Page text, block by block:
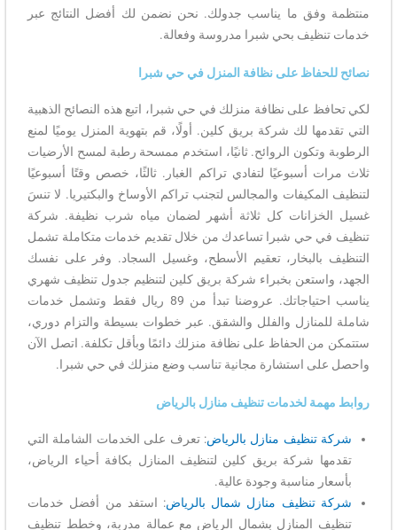
منتظمة وفق ما يناسب جدولك. نحن نضمن لك أفضل النتائج عبر
خدمات تنظيف بحي شبرا مدروسة وفعالة.
نصائح للحفاظ على نظافة المنزل في حي شبرا
لكي تحافظ على نظافة منزلك في حي شبرا، اتبع هذه النصائح الذهبية
التي تقدمها لك شركة بريق كلين. أولًا، قم بتهوية المنزل يوميًا لمنع
الرطوبة وتكون الروائح. ثانيًا، استخدم ممسحة رطبة لمسح الأرضيات
ثلاث مرات أسبوعيًا لتفادي تراكم الغبار. ثالثًا، خصص وقتًا أسبوعيًا
لتنظيف المكيفات والمجالس لتجنب تراكم الأوساخ والبكتيريا. لا تنسَ
غسيل الخزانات كل ثلاثة أشهر لضمان مياه شرب نظيفة. شركة
تنظيف في حي شبرا تساعدك من خلال تقديم خدمات متكاملة تشمل
التنظيف بالبخار، تعقيم الأسطح، وغسيل السجاد. وفر على نفسك
الجهد، واستعن بخبراء شركة بريق كلين لتنظيم جدول تنظيف شهري
يناسب احتياجاتك. عروضنا تبدأ من 89 ريال فقط وتشمل خدمات
شاملة للمنازل والفلل والشقق. عبر خطوات بسيطة والتزام دوري،
ستتمكن من الحفاظ على نظافة منزلك دائمًا وبأقل تكلفة. اتصل الآن
واحصل على استشارة مجانية تناسب وضع منزلك في حي شبرا.
روابط مهمة لخدمات تنظيف منازل بالرياض
شركة تنظيف منازل بالرياض: تعرف على الخدمات الشاملة التي
تقدمها شركة بريق كلين لتنظيف المنازل بكافة أحياء الرياض،
بأسعار مناسبة وجودة عالية.
شركة تنظيف منازل شمال بالرياض: استفد من أفضل خدمات
تنظيف المنازل بشمال الرياض مع عمالة مدربة، وخطط تنظيف